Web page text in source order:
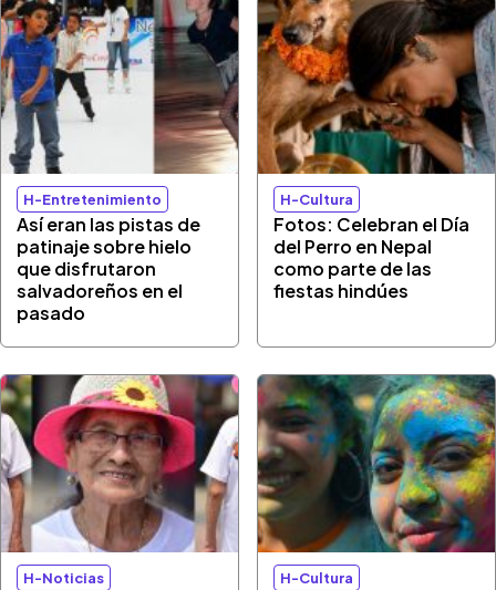
H-Entretenimiento
Así eran las pistas de
patinaje sobre hielo
que disfrutaron
salvadoreños en el
pasado
H-Cultura
Fotos: Celebran el Día
del Perro en Nepal
como parte de las
fiestas hindúes
H-Noticias H-Cultura